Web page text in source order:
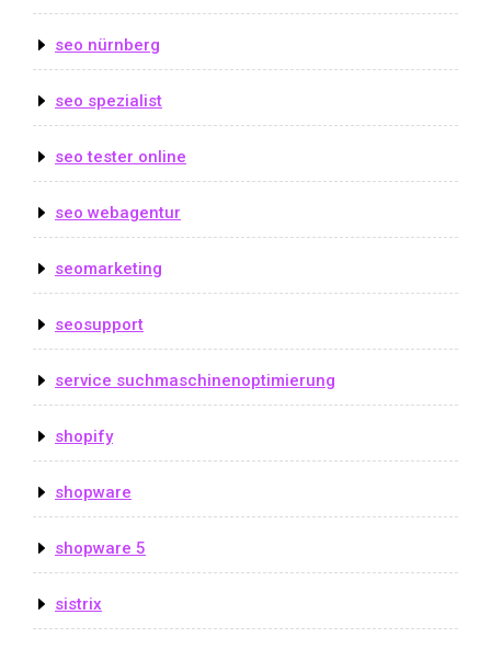
seo nürnberg
seo spezialist
seo tester online
seo webagentur
seomarketing
seosupport
service suchmaschinenoptimierung
shopify
shopware
shopware 5
sistrix